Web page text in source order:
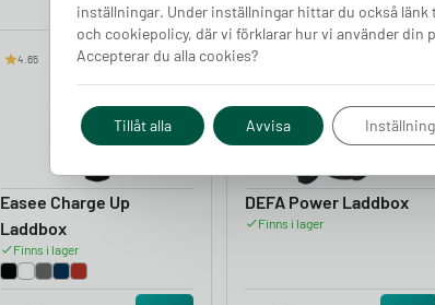
4.65
Easee Charge Up
Laddbox
Finns i lager
DEFA Power Laddbox
Finns i lager
inställningar. Under inställningar hittar du också
och cookiepolicy, där vi förklarar hur vi använder din
Accepterar du alla cookies?
Tillåt alla Avvisa